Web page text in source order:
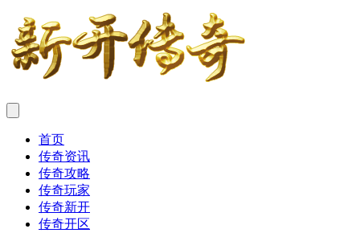
首页
传奇资讯
传奇攻略
传奇玩家
传奇新开
传奇开区